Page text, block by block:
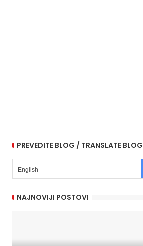
PREVEDITE BLOG / TRANSLATE BLOG
NAJNOVIJI POSTOVI